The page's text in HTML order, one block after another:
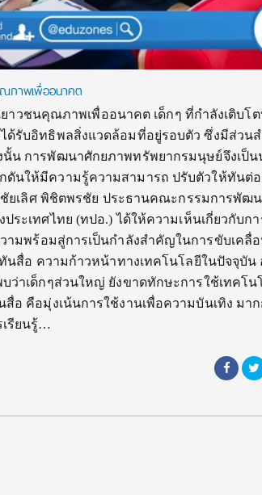
ณภาพเพื่ออนาคต
ยาวชนคุณภาพเพื่ออนาคต เด็กๆ ที่กำลังเติบโ
ด้รับอิทธิพลสิ่งแวดล้อมที่อยู่รอบตัว ซึ่งมีส่วน
น การพัฒนาศักยภาพทรัพยากรมนุษย์จึงเป็น
ดันให้มีความรู้ความสามารถ ปรับตัวให้ทันต่อ
ชัยเลิศ พิชิตพรชัย ประธานคณะกรรมการพัฒ
ระเทศไทย (ทปอ.) ได้ให้ความเห็นเกี่ยวกับก
ามพร้อมสู่การเป็นกำลังสำคัญในการขับเคลื่
นสื่อ ความก้าวหน้าทางเทคโนโลยีในปัจจุบัน
ว่าเด็กๆส่วนใหญ่ ยังขาดทักษะการใช้เทคโน
อ คือมุ่งเน้นการใช้งานเพื่อความบันเทิง มา
เรียนรู้…